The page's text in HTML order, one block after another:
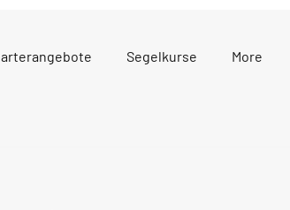
Segelkurse More